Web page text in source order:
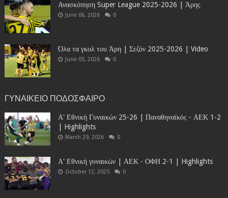
Ανασκόπηση Super League 2025-2026 | Άρης
June 06, 2026 0
Όλα τα γκολ του Άρη | Σεζόν 2025-2026 | Video
June 05, 2026 0
ΓΥΝΑΙΚΕΙΟ ΠΟΔΟΣΦΑΙΡΟ
Α' Εθνική Γυναικών 25-26 | Παναθηναϊκός - ΑΕΚ 1-2
| Highlights
March 29, 2026 0
Α' Εθνική γυναικών | ΑΕΚ - ΟΦΗ 2-1 | Highlights
October 12, 2025 0